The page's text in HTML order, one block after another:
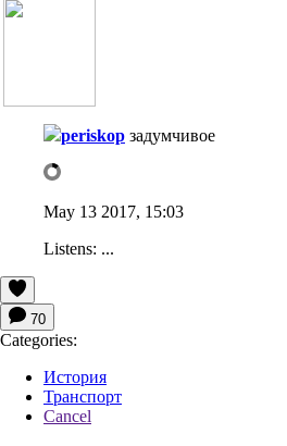
periskop задумчивое
May 13 2017, 15:03
Listens: ...
70
Categories:
История
Транспорт
Cancel